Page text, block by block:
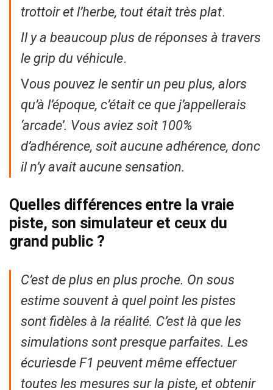
trottoir et l’herbe, tout était très plat.
Il y a beaucoup plus de réponses à travers
le grip du véhicule.
Vous pouvez le sentir un peu plus, alors
qu’à l’époque, c’était ce que j’appellerais
‘arcade’. Vous aviez soit 100%
d’adhérence, soit aucune adhérence, donc
il n’y avait aucune sensation.
Quelles différences entre la vraie
piste, son simulateur et ceux du
grand public ?
C’est de plus en plus proche. On sous
estime souvent à quel point les pistes
sont fidèles à la réalité. C’est là que les
simulations sont presque parfaites. Les
écuriesde F1 peuvent même effectuer
toutes les mesures sur la piste, et obtenir